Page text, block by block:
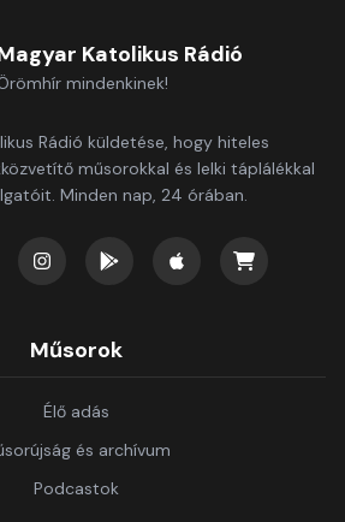
Katolikus Rádió
mindenkinek!
Rádió küldetése, hogy hiteles
műsorokkal és lelki táplálékkal
Minden nap, 24 órában.
Műsorok
Élő adás
és archívum
Podcastok